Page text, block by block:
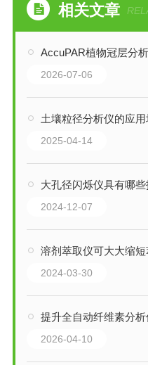
相关文章
AccuPAR植物冠层分
2026-07-06
土壤粒径分析仪的应
2025-04-14
大孔径闪烁仪具有哪些
2024-12-07
溶剂萃取仪可大大缩
2024-03-30
提升全自动纤维素分
2026-04-10